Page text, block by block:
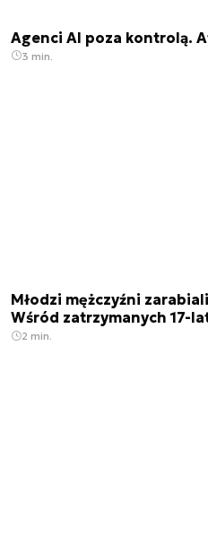
Agenci AI poza kontrolą.
3 min.
Młodzi mężczyźni
Wśród zatrzymanych 17-
2 min.